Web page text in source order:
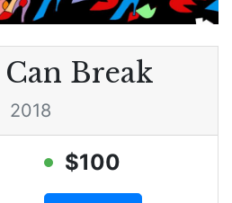
Break
2018
$100